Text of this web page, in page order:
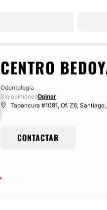
CENTRO
Odontología
Sin opinionesOpinar
Tabancura #1091, Of. Z6,
CONTACTAR